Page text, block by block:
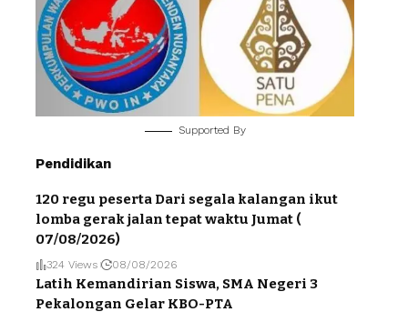
Supported By
Pendidikan
120 regu peserta Dari segala kalangan ikut
lomba gerak jalan tepat waktu Jumat (
07/08/2026)
324 Views 08/08/2026
Latih Kemandirian Siswa, SMA Negeri 3
Pekalongan Gelar KBO-PTA